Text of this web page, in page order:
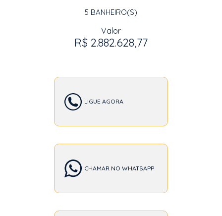
5 BANHEIRO(S)
Valor
R$ 2.882.628,77
LIGUE AGORA
CHAMAR NO WHATSAPP